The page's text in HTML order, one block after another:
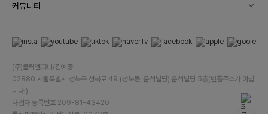
커뮤니티
(주)클릭앤퍼니/김예중
02880 서울특별시 성북구 성북로 49 (성북동, 운석빌딩) 운석빌딩 5층(반품주소가 아닙
니다.)
사업자 등록번호 209-81-43420